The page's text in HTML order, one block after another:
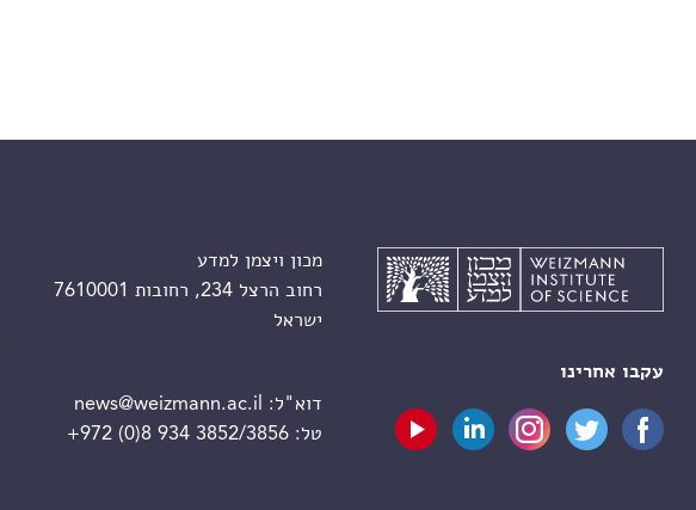
עקבו אחרינו
מכון ויצמן למדע
רחוב הרצל 234, רחובות 7610001
ישראל
דוא"ל:
news@weizmann.ac.il
טל:+972 (0)8 934 3852/3856